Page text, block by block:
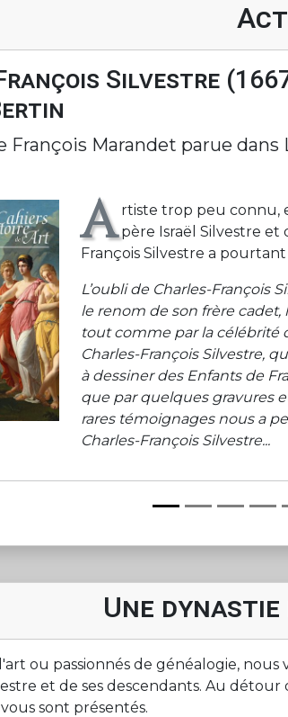
Silvestre
François Marandet parue dans
A rtiste trop peu connu,
père Israël Silvestre et
François Silvestre a
L’oubli de Charles-François
le renom de son frère cadet,
tout comme par la célébrité
Charles-François Silvestre,
à dessiner des Enfants de
que par quelques gravures
rares témoignages nous a
Charles-François Silvestre...
Une
ou passionnés de généalogie,
et de ses descendants. Au
sont présentés.